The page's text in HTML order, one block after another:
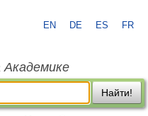
EN DE ES FR
Академике
Найти!